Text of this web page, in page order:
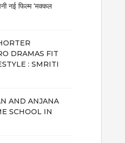
नई फिल्म ‘मक्कल
DRAMAS FIT
: SMRITI
AND ANJANA
SCHOOL IN